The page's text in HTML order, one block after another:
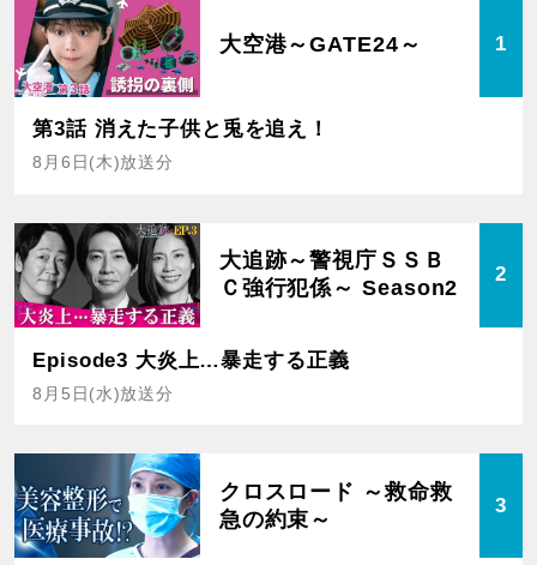
大空港～GATE24～ 1
第3話 消えた子供と兎を追え！
8月6日(木)放送分
大追跡～警視庁ＳＳＢ
Ｃ強行犯係～ Season2
2
Episode3 大炎上…暴走する正義
8月5日(水)放送分
クロスロード ～救命救
急の約束～
3